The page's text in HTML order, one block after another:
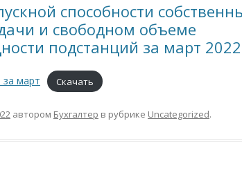
способности
и свободном объеме
подстанций за март
за март Скачать
автором Бухгалтер в рубрике Uncategorized.